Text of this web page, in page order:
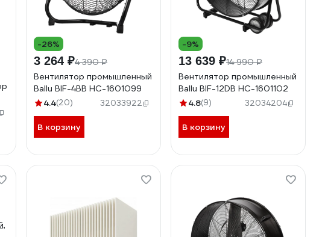
-26%
3 264 ₽4 390 ₽
Вентилятор промышленный
Ballu BIF-4BB НС-1601099
4.4(20) 32033922
В корзину
-9%
13 639 ₽14 990 ₽
Вентилятор промышленный
Ballu BIF-12DB НС-1601102
4.8(9) 32034204
В корзину